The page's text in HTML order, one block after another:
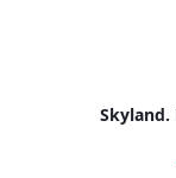
Skyland.